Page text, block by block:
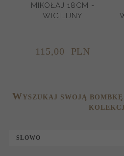
MIKOŁAJ 18CM -
WIGILIJNY
115,00 PLN
WYSZUKAJ SWOJĄ
SŁOWO